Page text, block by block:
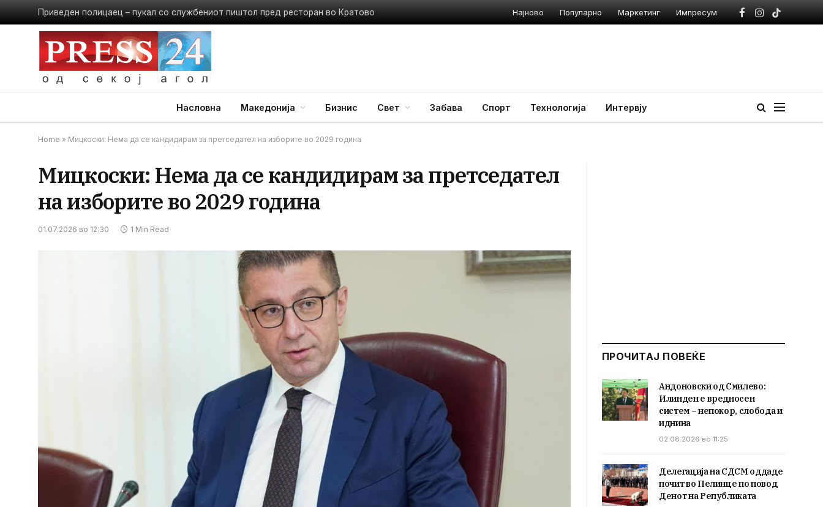
Приведен полицаец – пукал со службениот пиштол пред ресторан во Кратово Најново Популарно Маркетинг Импресум
Facebook
Instagram
TikTok
Насловна Македонија Бизнис Свет Забава Спорт Технологија Интервју
Home » Мицкоски: Нема да се кандидирам за претседател на изборите во 2029 година
Мицкоски: Нема да се кандидирам за претседател
на изборите во 2029 година
01.07.2026 во 12:30 1 Min Read
ПРОЧИТАЈ ПОВЕЌЕ
Андоновски од Смилево:
Илинден е вредносен
систем – непокор, слобода и
иднина
02.08.2026 во 11:25
Делегација на СДСМ оддаде
почит во Пелинце по повод
Денот на Републиката